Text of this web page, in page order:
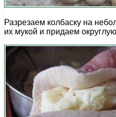
Разрезаем колбаску на
их мукой и придаем